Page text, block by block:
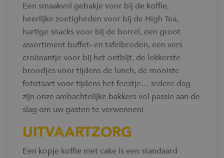
Een smaakvol gebakje voor bij de koffie,
heerlijke zoetigheden voor bij de High Tea,
hartige snacks voor bij de borrel, een groot
assortiment buffet- en tafelbroden, een vers
croissantje voor bij het ontbijt, de lekkerste
broodjes voor tijdens de lunch, de mooiste
fototaart voor tijdens het feestje… Iedere dag
zijn onze ambachtelijke bakkers vol passie aan de
slag om uw gasten te verwennen!
UITVAARTZORG
Een kopje koffie met cake is een standaard